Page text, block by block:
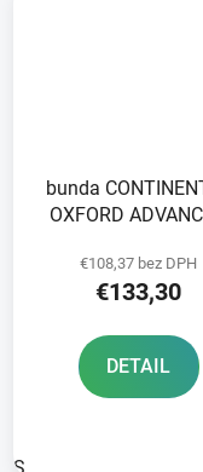
bunda
OXFORD
€108,37 bez DPH
€133,30
DETAIL